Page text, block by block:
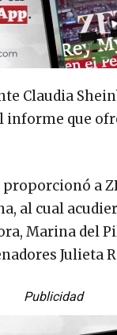
Claudia
informe que
a
al cual
Marina del
Julieta
Publicidad